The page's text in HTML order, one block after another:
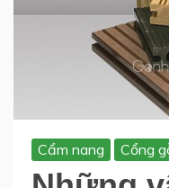
Cẩm nang Cổng